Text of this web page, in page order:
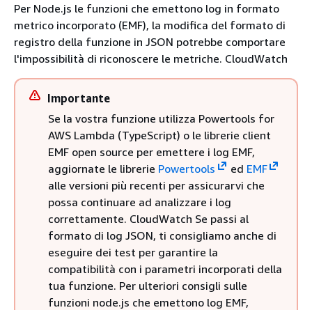
Per Node.js le funzioni che emettono log in formato
metrico incorporato (EMF), la modifica del formato di
registro della funzione in JSON potrebbe comportare
l'impossibilità di riconoscere le metriche. CloudWatch
Importante
Se la vostra funzione utilizza Powertools for
AWS Lambda (TypeScript) o le librerie client
EMF open source per emettere i log EMF,
aggiornate le librerie Powertools ed EMF
alle versioni più recenti per assicurarvi che
possa continuare ad analizzare i log
correttamente. CloudWatch Se passi al
formato di log JSON, ti consigliamo anche di
eseguire dei test per garantire la
compatibilità con i parametri incorporati della
tua funzione. Per ulteriori consigli sulle
funzioni node.js che emettono log EMF,